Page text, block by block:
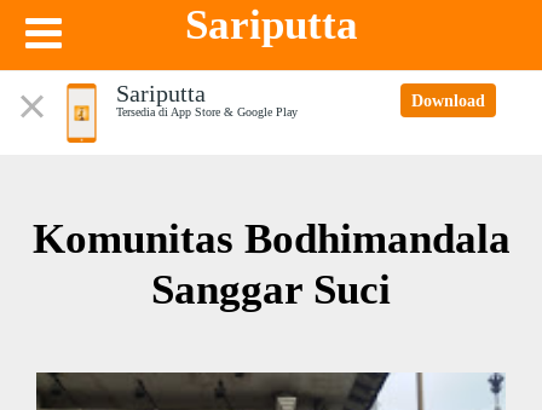
Sariputta
Sariputta
Tersedia di App Store & Google Play
Download
Komunitas Bodhimandala
Sanggar Suci